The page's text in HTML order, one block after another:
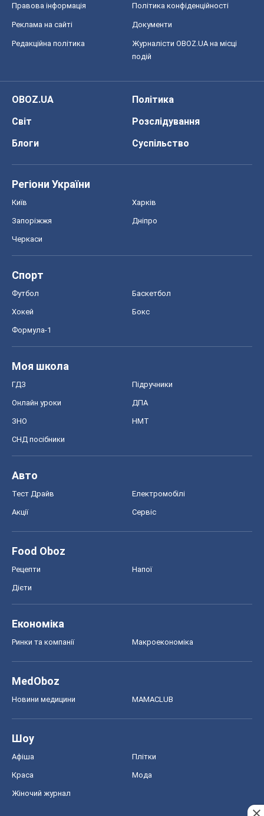
Правова інформація Політика конфіденційності
Реклама на сайті Документи
Редакційна політика
Журналісти OBOZ.UA на місці
подій
OBOZ.UA
Політика
Світ
Розслідування
Блоги
Суспільство
Регіони України
Київ Харків
Запоріжжя Дніпро
Черкаси
Спорт
Футбол Баскетбол
Хокей Бокс
Формула-1
Моя школа
ГДЗ Підручники
Онлайн уроки ДПА
ЗНО НМТ
СНД посібники
Авто
Тест Драйв Електромобілі
Акції Сервіс
Food Oboz
Рецепти Напої
Дієти
Економіка
Ринки та компанії Макроекономіка
MedOboz
Новини медицини MAMACLUB
Шоу
Афіша Плітки
Краса Мода
Жіночий журнал